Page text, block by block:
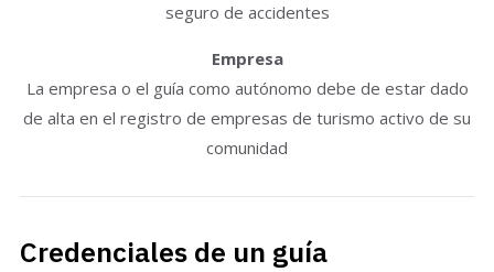
seguro de accidentes
Empresa
La empresa o el guía como autónomo debe de estar dado
de alta en el registro de empresas de turismo activo de su
comunidad
Credenciales de un guía